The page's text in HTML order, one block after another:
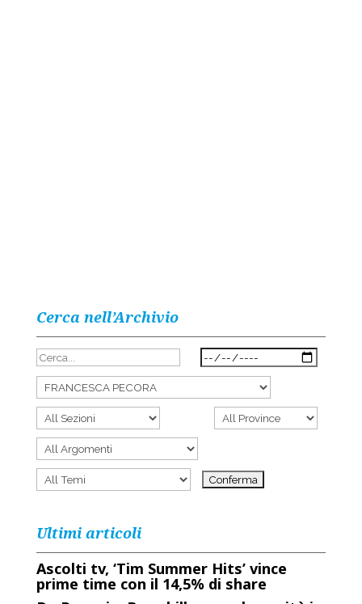
Cerca nell’Archivio
Ultimi articoli
Ascolti tv, ‘Tim Summer Hits’ vince
prime time con il 14,5% di share